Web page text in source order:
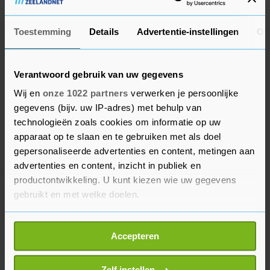
Toestemming Details Advertentie-instellingen
Verantwoord gebruik van uw gegevens
Wij en onze 1022 partners verwerken je persoonlijke
gegevens (bijv. uw IP-adres) met behulp van
technologieën zoals cookies om informatie op uw
apparaat op te slaan en te gebruiken met als doel
gepersonaliseerde advertenties en content, metingen aan
advertenties en content, inzicht in publiek en
productontwikkeling. U kunt kiezen wie uw gegevens
gebruikt en met welke doelen.
Als u het toestaat, willen we ook graag:
Informatie verzamelen over uw geografische
locatie, die tot een paar meter nauwkeurig kan zijn
Accepteren
aantal besmettingen te doseren, voorkomen we
dat de piek boven de zorgcapaciteit uitkomt.
Anders krijg je een Italiaans scenario."
De NVZ merkt verder dat veel onzinberichten
opduiken over de situatie in ziekenhuizen. Zo
ging afgelopen weekend op sociale media een
bericht rond over het Amphia Ziekenhuis in
Breda dat in een hel zou zijn veranderd. "Daar
klopt helemaal niks van", zegt de NVZ-zegsman.
Amphia liet zelf ook weten dat het bericht "nep is
en niet strookt met de werkelijkheid in het
ziekenhuis". De situatie is voor nu onder
controle. "Het zijn en blijven natuurlijk enorm
intense tijden voor getroffen patiënten en hun